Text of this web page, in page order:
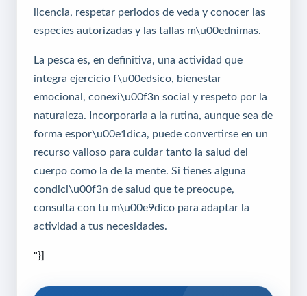
licencia, respetar periodos de veda y conocer las
especies autorizadas y las tallas m\u00ednimas.
La pesca es, en definitiva, una actividad que
integra ejercicio f\u00edsico, bienestar
emocional, conexi\u00f3n social y respeto por la
naturaleza. Incorporarla a la rutina, aunque sea de
forma espor\u00e1dica, puede convertirse en un
recurso valioso para cuidar tanto la salud del
cuerpo como la de la mente. Si tienes alguna
condici\u00f3n de salud que te preocupe,
consulta con tu m\u00e9dico para adaptar la
actividad a tus necesidades.
"}]